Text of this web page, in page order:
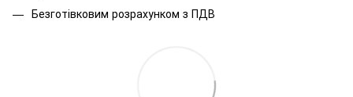
Безготівковим розрахунком з ПДВ